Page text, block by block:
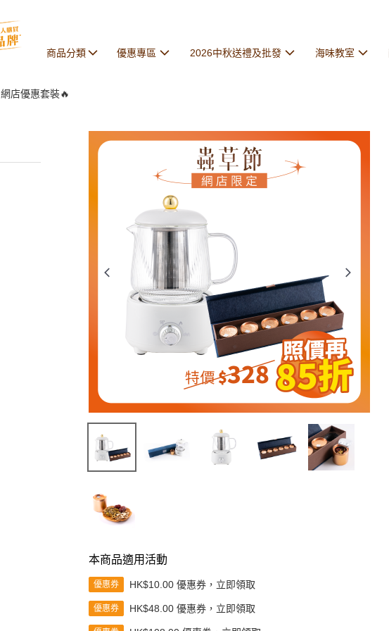
商品分類 優惠專區 2026中秋送禮及批發 海味教室
網店優惠套裝🔥
本商品適用活動
優惠券 HK$10.00 優惠券，立即領取
優惠券 HK$48.00 優惠券，立即領取